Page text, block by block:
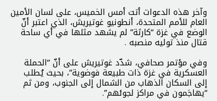
وآخر هذه الدعوات أتت أمس الخميس، على لسان الأمين
العام للأمم المتحدة، أنطونيو غوتيريش، الذي اعتبر أنّ
الوضع في غزة “كارثة” لم يشهد مثلها في أي ساحة
قتال منذ توليه منصبه .
وفي مؤتمر صحافي، شدّد غوتيريش على أنّ “الحملة
العسكرية في غزة ذات طبيعة فوضوية”، بحيث يُطلب
إلى السكان الذهاب من الشمال إلى الجنوب، ومن ثم
“يهاجَمون في مراكز لجوئهم”.